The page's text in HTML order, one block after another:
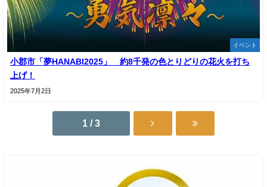
イベント
小郡市「夢HANABI2025」 約8千発の色とりどりの花火を打ち
上げ！
2025年7月2日
1 / 3